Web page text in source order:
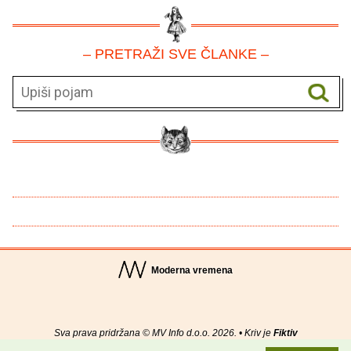
– PRETRAŽI SVE ČLANKE –
Moderna vremena
Sva prava pridržana © MV Info d.o.o. 2026. • Kriv je Fiktiv